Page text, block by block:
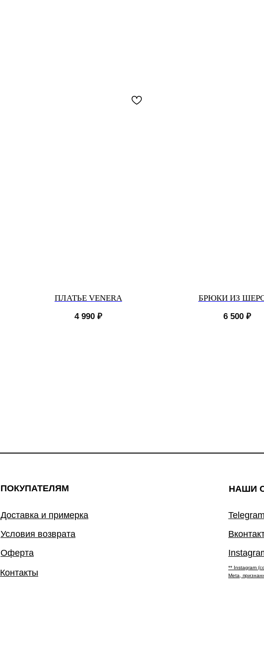
ПЛАТЬЕ VENERA
4 990 ₽
БРЮКИ ИЗ
6 500 ₽
ПОКУПАТЕЛЯМ НАШИ
** Instagram
Meta,
Доставка и примерка
Условия возврата
Оферта
Контакты